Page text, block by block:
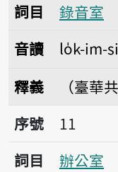
詞目
錄音室
音讀
lo̍k-im-
釋義
（臺華
序號11辦公室
序號
11
詞目
辦公室